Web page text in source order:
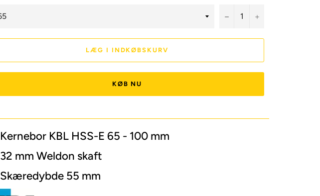
− +
LÆG I INDKØBSKURV
KØB NU
Kernebor KBL HSS-E 65 - 100 mm
32 mm Weldon skaft
Skæredybde 55 mm